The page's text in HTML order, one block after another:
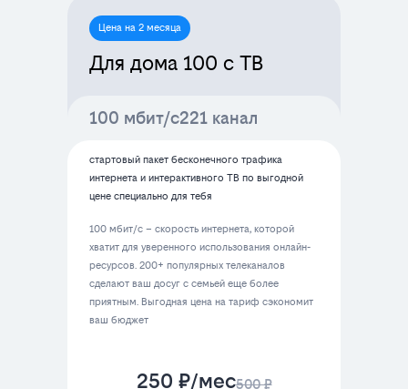
Цена на 2 месяца
Для дома 100 с ТВ
100 мбит/с221 канал
стартовый пакет бесконечного трафика
интернета и интерактивного ТВ по выгодной
цене специально для тебя
100 мбит/с – скорость интернета, которой
хватит для уверенного использования онлайн-
ресурсов. 200+ популярных телеканалов
сделают ваш досуг с семьей еще более
приятным. Выгодная цена на тариф сэкономит
ваш бюджет
250 ₽/мес500 ₽